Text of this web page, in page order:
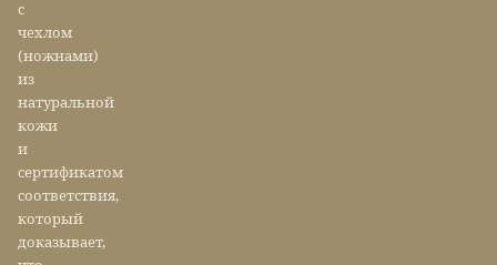
с
чехлом
(ножнами)
из
натуральной
кожи
и
сертификатом
соответствия,
который
доказывает,